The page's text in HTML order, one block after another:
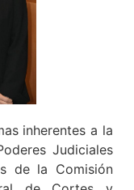
inherentes a la
Judiciales
de la Comisión